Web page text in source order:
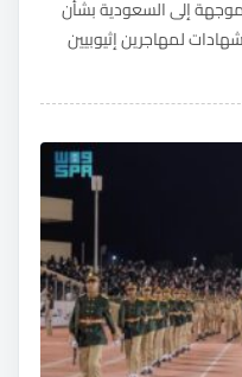
إلى السعودية بشأن
لمهاجرين إثيوبيين